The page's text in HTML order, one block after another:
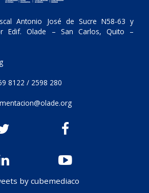
Antonio José de Sucre N58-63 y
Edif. Olade – San Carlos, Quito –
8122 / 2598 280
by cubemediaco